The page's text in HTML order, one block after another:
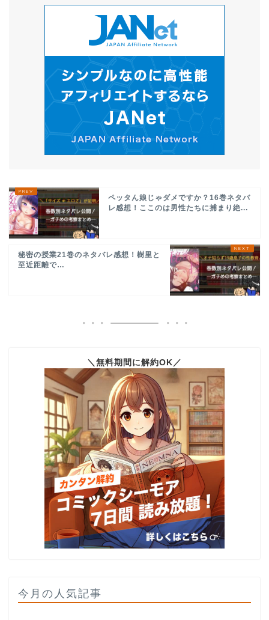
ペッタん娘じゃダメですか？16巻ネタバ
レ感想！ここのは男性たちに捕まり絶...
秘密の授業21巻のネタバレ感想！樹里と
至近距離で…
＼無料期間に解約OK／
今月の人気記事